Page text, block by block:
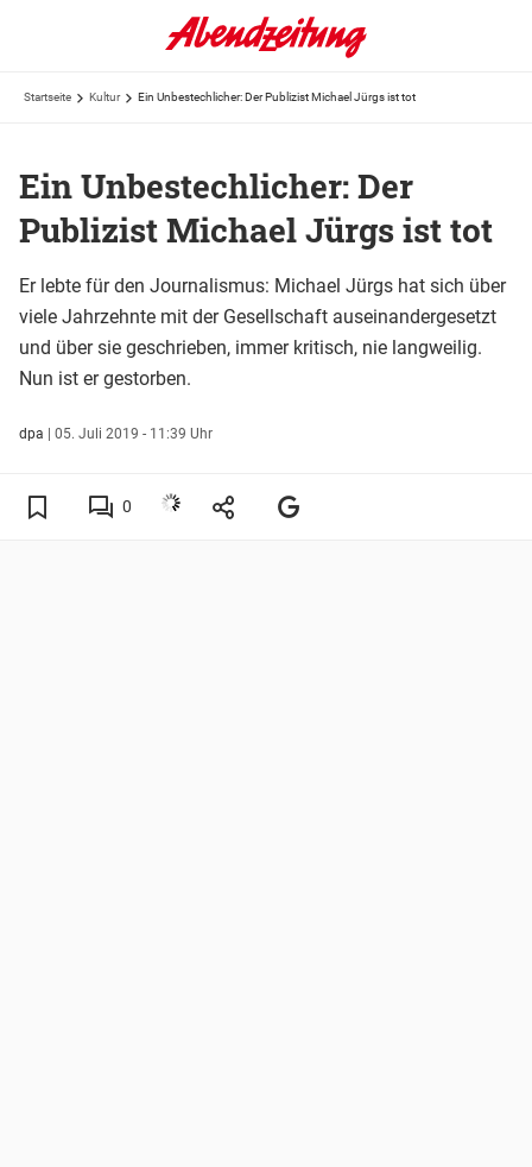
Startseite Kultur Ein Unbestechlicher: Der Publizist Michael Jürgs ist tot
Ein Unbestechlicher: Der
Publizist Michael Jürgs ist tot
Er lebte für den Journalismus: Michael Jürgs hat sich über
viele Jahrzehnte mit der Gesellschaft auseinandergesetzt
und über sie geschrieben, immer kritisch, nie langweilig.
Nun ist er gestorben.
dpa | 05. Juli 2019 - 11:39 Uhr
0